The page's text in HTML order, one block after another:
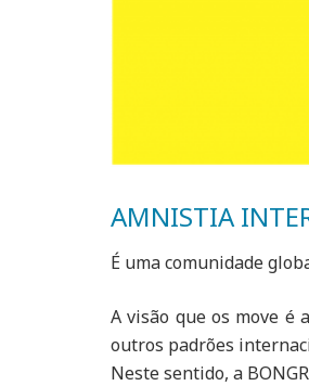
AMNISTIA
É uma comunidade
A visão que os move é
outros padrões
Neste sentido, a